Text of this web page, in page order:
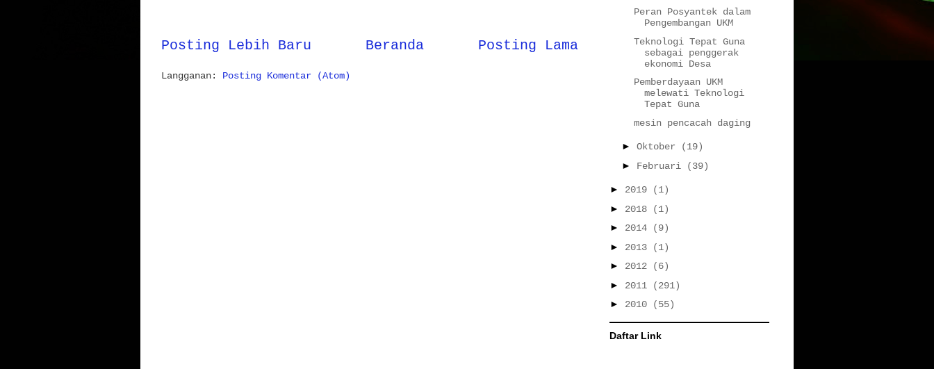
Posting Lebih Baru Posting Lama
Beranda
Langganan: Posting Komentar (Atom)
Peran Posyantek dalam
Pengembangan UKM
Teknologi Tepat Guna
sebagai penggerak
ekonomi Desa
Pemberdayaan UKM
melewati Teknologi
Tepat Guna
mesin pencacah daging
► Oktober
(19)
► Februari (39)
► 2019
(1)
► 2018
(1)
► 2014
(9)
► 2013
(1)
► 2012
(6)
► 2011
(291)
► 2010 (55)
Daftar Link